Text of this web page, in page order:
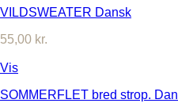
VILDSWEATER Dansk
55,00 kr.
Vis
SOMMERFLET bred strop.